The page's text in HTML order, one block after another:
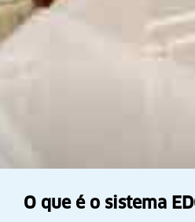
O que é o sistema